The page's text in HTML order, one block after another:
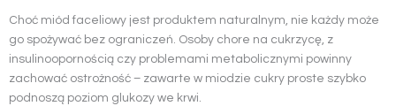
Choć miód faceliowy jest produktem naturalnym, nie każdy może
go spożywać bez ograniczeń. Osoby chore na cukrzycę, z
insulinoopornością czy problemami metabolicznymi powinny
zachować ostrożność – zawarte w miodzie cukry proste szybko
podnoszą poziom glukozy we krwi.